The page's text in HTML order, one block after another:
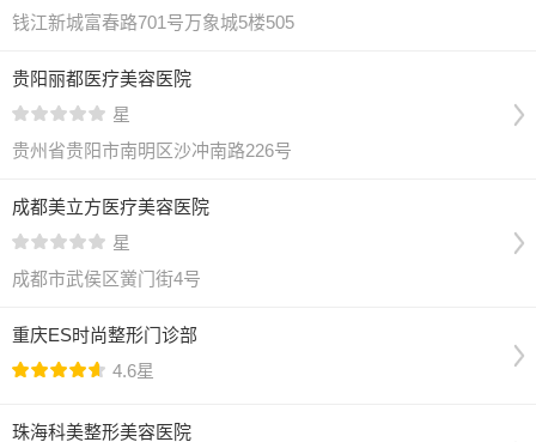
钱江新城富春路701号万象城5楼505
贵阳丽都医疗美容医院
星
贵州省贵阳市南明区沙冲南路226号
成都美立方医疗美容医院
星
成都市武侯区黉门街4号
重庆ES时尚整形门诊部
4.6星
珠海科美整形美容医院